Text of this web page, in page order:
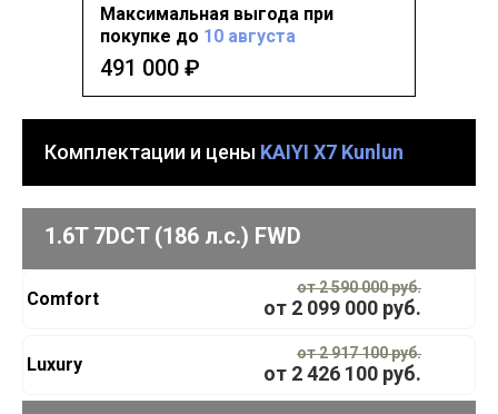
Максимальная выгода при
покупке до 10 августа
491 000 ₽
Комплектации и цены KAIYI X7 Kunlun
1.6T 7DCT (186 л.с.) FWD
Comfort
от 2 590 000 руб.
от 2 099 000 руб.
Luxury
от 2 917 100 руб.
от 2 426 100 руб.